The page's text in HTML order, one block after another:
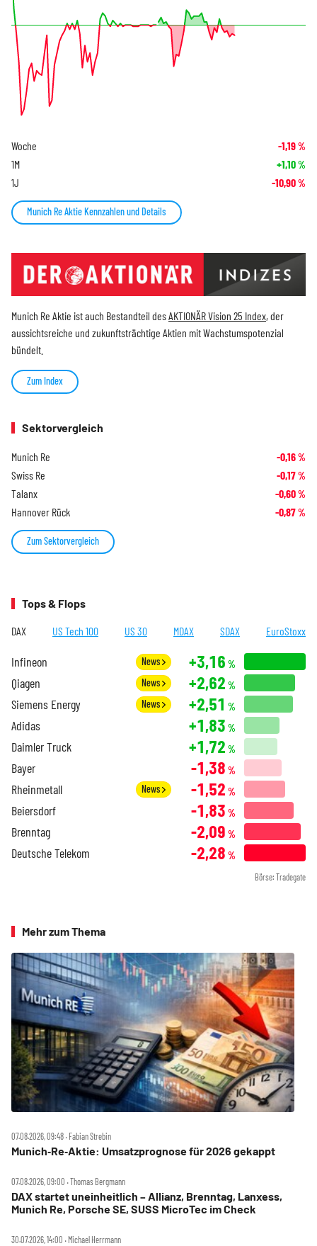
Woche -1,19%
1M +1,10%
1J -10,90%
Munich Re Aktie Kennzahlen und Details
Munich Re Aktie ist auch Bestandteil desAKTIONÄR Vision 25 Index, der
aussichtsreiche und zukunftsträchtige Aktien mit Wachstumspotenzial
bündelt.
Zum Index
Sektorvergleich
Munich Re -0,16%
Swiss Re -0,17%
Talanx -0,60%
Hannover Rück -0,87%
Zum Sektorvergleich
Tops & Flops
DAX US Tech 100 US 30 MDAX SDAX EuroStoxx
Infineon News +3,16 %
Qiagen News +2,62 %
Siemens Energy News +2,51 %
Adidas +1,83 %
Daimler Truck +1,72 %
Bayer -1,38 %
Rheinmetall News -1,52 %
Beiersdorf -1,83 %
Brenntag -2,09 %
Deutsche Telekom -2,28 %
Börse: Tradegate
Mehr zum Thema
07.08.2026, 09:48 ‧ Fabian Strebin
Munich‑Re‑Aktie: Umsatzprognose für 2026 gekappt
07.08.2026, 09:00 ‧ Thomas Bergmann
DAX startet uneinheitlich – Allianz, Brenntag, Lanxess,
Munich Re, Porsche SE, SUSS MicroTec im Check
30.07.2026, 14:00 ‧ Michael Herrmann